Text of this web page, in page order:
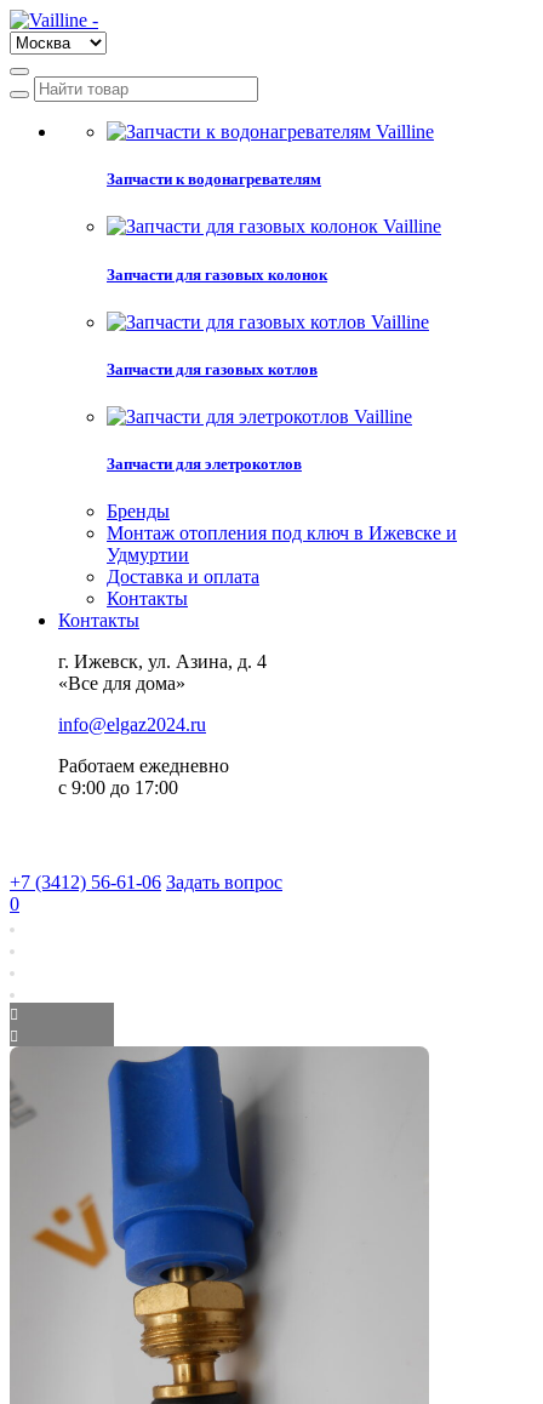
Запчасти к водонагревателям
Запчасти для газовых колонок
Запчасти для газовых котлов
Запчасти для элетрокотлов
Бренды
Монтаж отопления под ключ в Ижевске и
Удмуртии
Доставка и оплата
Контакты
Контакты
г. Ижевск, ул. Азина, д. 4
«Все для дома»
info@elgaz2024.ru
Работаем eжедневно
с 9:00 до 17:00
+7 (3412) 56-61-06 Задать вопрос
0